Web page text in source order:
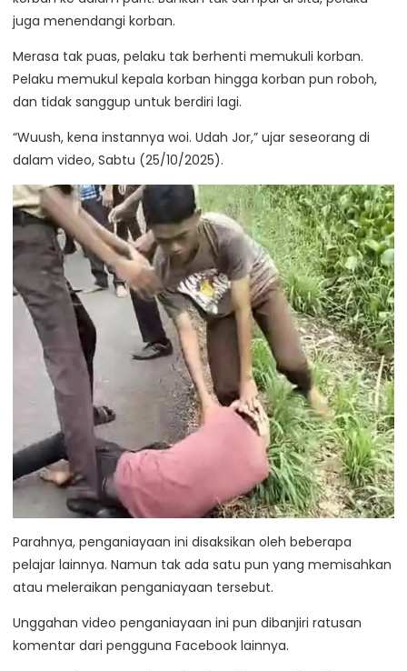
juga menendangi korban.
Merasa tak puas, pelaku tak berhenti memukuli korban.
Pelaku memukul kepala korban hingga korban pun roboh,
dan tidak sanggup untuk berdiri lagi.
“Wuush, kena instannya woi. Udah Jor,” ujar seseorang di
dalam video, Sabtu (25/10/2025).
Parahnya, penganiayaan ini disaksikan oleh beberapa
pelajar lainnya. Namun tak ada satu pun yang memisahkan
atau meleraikan penganiayaan tersebut.
Unggahan video penganiayaan ini pun dibanjiri ratusan
komentar dari pengguna Facebook lainnya.